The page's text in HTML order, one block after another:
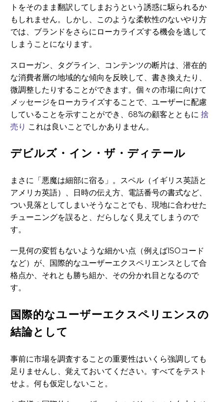
トをそのまま翻訳してしまおうという誘惑に駆られるか
もしれません。しかし、このような柔軟性のないやり方
では、ブランドをさらにローカライズする機会を逃して
しまうことになります。
スローガン、タグライン、コンテンツの断片は、潜在的
な消費者層の地域的な傾向を反映して、書き換えたり、
微調整したりすることができます。個々の市場に向けて
メッセージをローカライズすることで、ユーザーに配慮
していることを示すことができ、68%の顧客とともに 捨
売り これは良いことでしかありません。
デビルズ・イン・ザ・ディテール
まさに「悪魔は細部に宿る」。スペル（イギリス英語と
アメリカ英語）、日時の伝え方、電話番号の書式など、
つい見落としてしまいそうなことでも、現地に合わせた
チューニングを誤ると、だらしなく見えてしまうので
す。
一見何の変哲もないような細かい点（例えばISOコード
など）が、国際的なユーザーエクスペリエンスとして合
格点か、それとも勝ち組か、その分かれ目となるので
す。
国際的なユーザーエクスペリエンスの
結論として
事前に市場を調査することの重要性はいくら強調しても
足りませんし、覚えておいてください。すべてをテスト
せよ。何も仮定しないこと。